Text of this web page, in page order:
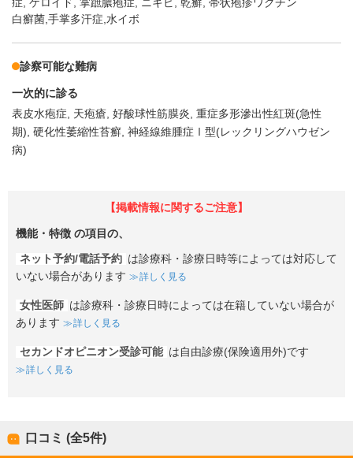
白癬菌,手掌多汗症,水イボ
診察可能な難病
一次的に診る
表皮水疱症
天疱瘡 好酸球性筋膜炎 重症多形滲出性紅斑(急性
期) 硬化性萎縮性苔癬 神経線維腫症Ⅰ型(レックリングハウゼン
病)
【掲載情報に関するご注意】
機能・特徴 の項目の、
ネット予約/電話予約 は診療科・診療日時等によっては対応して
いない場合があります
詳しく見る
女性医師 は診療科・診療日時によっては在籍していない場合が
あります
詳しく見る
セカンドオピニオン受診可能 は自由診療(保険適用外)です
詳しく見る
口コミ (全5件)